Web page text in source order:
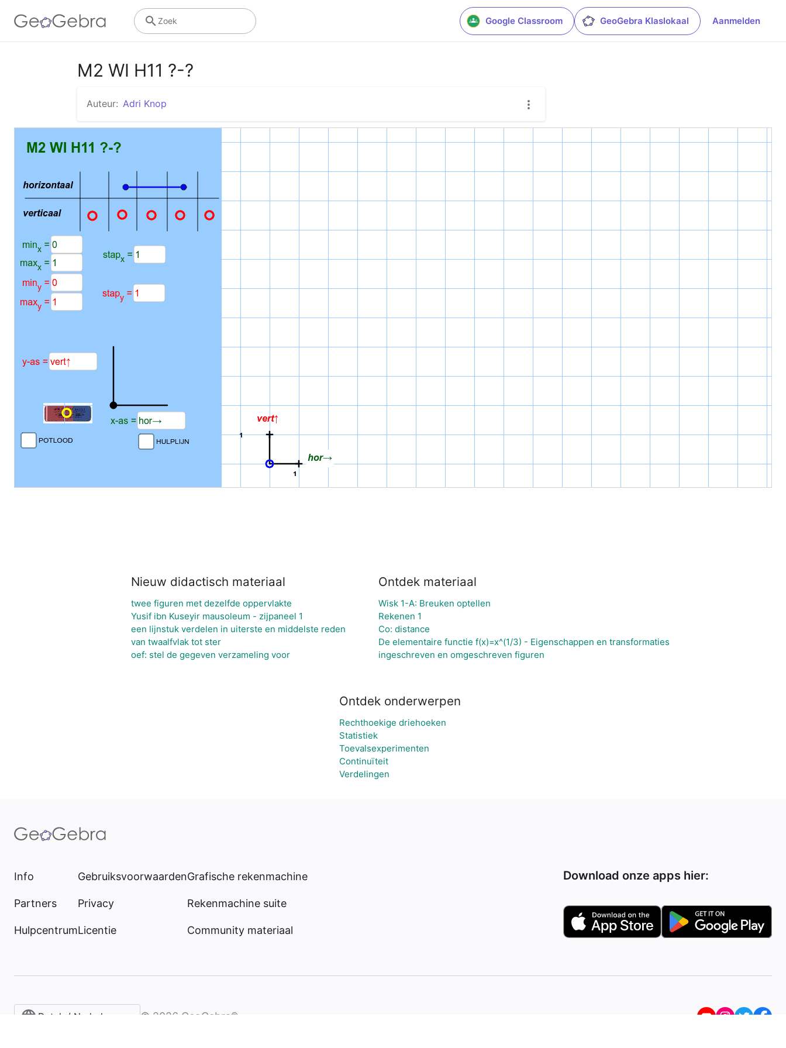
Google Classroom GeoGebra Klaslokaal Aanmelden
Zoek
M2 WI H11 ?-?
Auteur: Adri Knop
Nieuw didactisch materiaal
twee figuren met dezelfde oppervlakte
Yusif ibn Kuseyir mausoleum - zijpaneel 1
een lijnstuk verdelen in uiterste en middelste reden
van twaalfvlak tot ster
oef: stel de gegeven verzameling voor
Ontdek materiaal
Wisk 1-A: Breuken optellen
Rekenen 1
Co: distance
De elementaire functie f(x)=x^(1/3) - Eigenschappen en transformaties
ingeschreven en omgeschreven figuren
Ontdek onderwerpen
Rechthoekige driehoeken
Statistiek
Toevalsexperimenten
Continuïteit
Verdelingen
Info
Partners
Hulpcentrum
Gebruiksvoorwaarden
Privacy
Licentie
Grafische rekenmachine
Rekenmachine suite
Community materiaal
Download onze apps hier:
Dutch / Nederlands‎ (België)‎
© 2026 GeoGebra®